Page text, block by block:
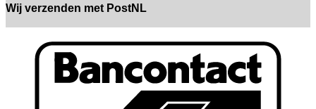
Wij verzenden met PostNL